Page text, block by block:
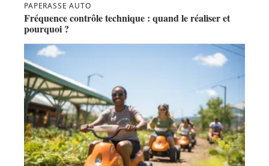
PAPERASSE AUTO
Fréquence contrôle technique : quand le réaliser et
pourquoi ?